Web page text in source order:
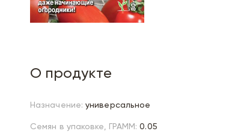
О продукте
Назначение: универсальное
Семян в упаковке, ГРАММ: 0.05